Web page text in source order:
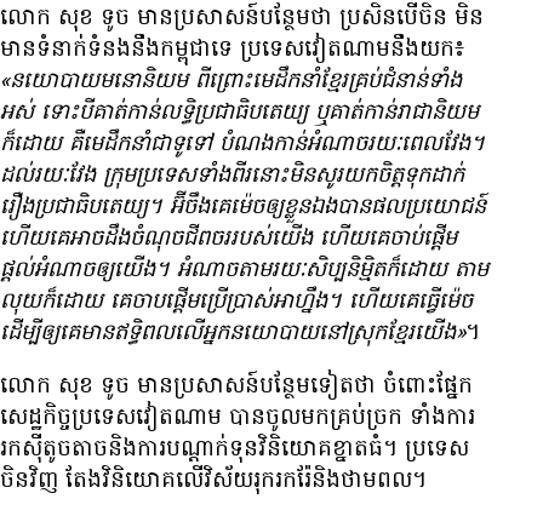
លោក សុខ ទូច មាន​ប្រសាសន៍​បន្ថែម​ថា ប្រសិន​បើ​ចិន​ មិន​
មាន​ទំនាក់ទំនង​នឹង​កម្ពុជា​ទេ ប្រទេស​វៀតណាម​នឹង​យក៖
«នយោបាយ​មនោ​និយម ពី​ព្រោះ​មេដឹកនាំ​ខ្មែរ​គ្រប់​ជំនាន់​ទាំង​
អស់ ទោះ​បី​គាត់​កាន់​លទ្ធិប្រជាធិបតេយ្យ ឬ​គាត់​កាន់​រាជា​និយម​
ក៏​ដោយ គឺ​មេដឹកនាំ​ជា​ទូទៅ បំណង​កាន់​អំណាច​រយៈពេល​វែង។
ដល់​រយៈ​វែង ក្រុម​ប្រទេស​ទាំង​ពីរ​នោះ​មិន​សូរ​យក​ចិត្ត​ទុក​ដាក់​
រឿង​ប្រជាធិបតេយ្យ។ អ៊ីចឹង​គេ​ម៉េច​ឲ្យ​ខ្លួន​ឯង​បាន​ផល​ប្រយោជន៍
ហើយ​គេ​អាច​ដឹង​ចំណុច​ជីពចរ​របស់​យើង ហើយ​គេ​ចាប់​ផ្ដើម​
ផ្ដល់​អំណាច​ឲ្យ​យើង។ អំណាច​តាម​រយៈ​សិប្បនិម្មិត​ក៏​ដោយ តាម​
លុយ​ក៏​ដោយ គេ​ចាប​ផ្ដើម​ប្រើប្រាស់​អា​ហ្នឹង។ ហើយ​គេ​ធ្វើ​ម៉េច​
ដើម្បី​ឲ្យ​គេ​មាន​ឥទ្ធិពល​លើ​អ្នក​នយោបាយ​នៅ​ស្រុក​ខ្មែរ​យើង»។
លោក សុខ ទូច មាន​ប្រសាសន៍​បន្ថែម​ទៀត​ថា​ ចំពោះ​ផ្នែក​
សេដ្ឋកិច្ច​ប្រទេស​វៀតណាម បាន​ចូល​មក​គ្រប់​​ច្រក ទាំង​ការ​
រក​ស៊ី​តូចតាច​និង​ការ​បណ្ដាក់ទុន​វិនិយោគ​ខ្នាត​ធំ។ ប្រទេស​
ចិន​វិញ តែង​វិនិយោគ​លើ​វិស័យ​រុក​រក​រ៉ែ​និង​ថាមពល។